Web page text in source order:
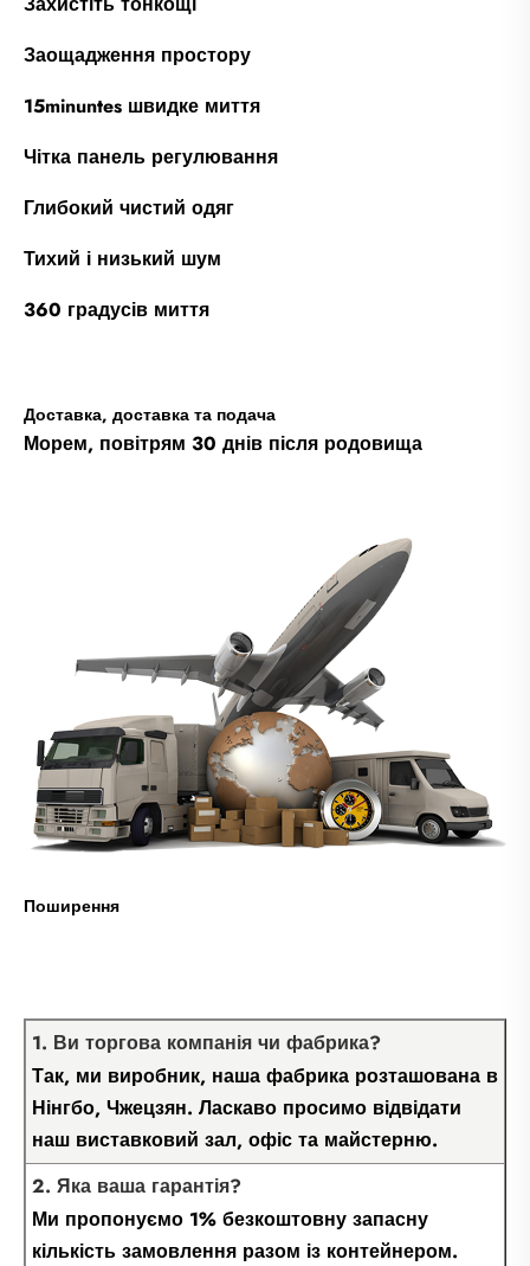
Заощадження простору
15minuntes швидке миття
Чітка панель регулювання
Глибокий чистий одяг
Тихий і низький шум
360 градусів миття
Доставка, доставка та подача
Морем, повітрям 30 днів після родовища
Поширення
1. Ви торгова компанія чи фабрика?
Так, ми виробник, наша фабрика розташована в
Нінгбо, Чжецзян. Ласкаво просимо відвідати
наш виставковий зал, офіс та майстерню.
2. Яка ваша гарантія?
Ми пропонуємо 1% безкоштовну запасну
кількість замовлення разом із контейнером.